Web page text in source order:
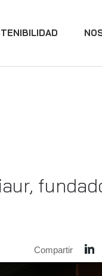
Compartir